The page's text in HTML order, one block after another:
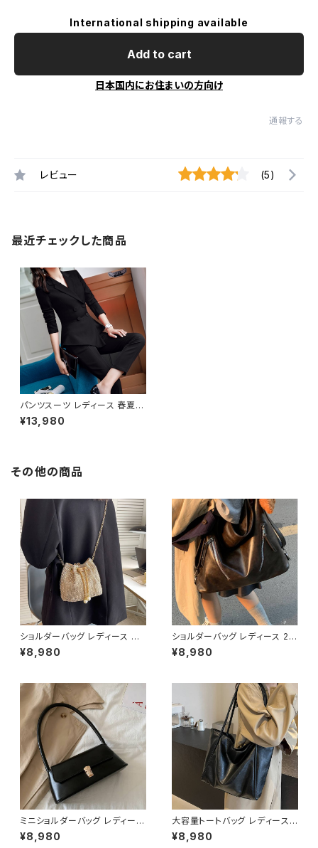
International shipping available
Add to cart
日本国内にお住まいの方向け
通報する
レビュー (5)
最近チェックした商品
パンツスーツ レディース 春夏
秋冬 春 夏 秋 冬 赤 黒 スーツ
上下セット 2点セット ジャケット
ツ ペプラム フリル ペプラムジャ
ケット レディーススーツ 大きい
丈 オフィス OL オフィスカジュ
アル ビジネス 結婚式 パーティ
ー お呼ばれ レッド ボルドー ブ
ラック 10代 20代 30代 40代
C-WAW1034
¥13,980
その他の商品
ショルダーバッグ レディース 巾
着バッグ ミニバッグ チェーンバ
ッグ パールチャームバッグ ライ
おしゃれバッグ ブラック ゴール
ド シルバー K-B0296
¥8,980
ショルダーバッグ レディース 2W
AY 大容量 ワンショルダー 斜め
がけバッグ レザー調 ビッグバッ
ンサイズ K-B0283
¥8,980
ミニショルダーバッグ レディース
ワンハンドルバッグ レトロ ハン
ドバッグ コンパクトバッグ 上品
¥8,980
大容量トートバッグ レディース
ショルダーバッグ ワンショルダー
PUレザー シンプル 通勤バッグ
¥8,980